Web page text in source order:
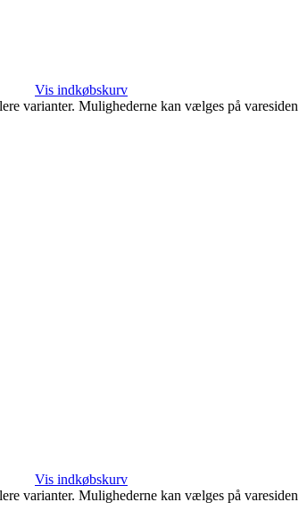
Vis indkøbskurv
varianter. Mulighederne kan vælges på varesiden
Vis indkøbskurv
varianter. Mulighederne kan vælges på varesiden